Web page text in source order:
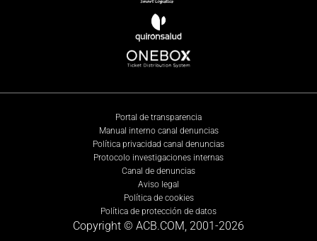
Portal de transparencia
Manual interno canal denuncias
Política privacidad canal denuncias
Protocolo investigaciones internas
Canal de denuncias
Aviso legal
Política de cookies
Política de protección de datos
Copyright © ACB.COM, 2001-2026